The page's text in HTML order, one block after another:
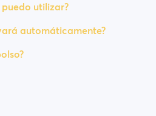
utilizar?
automáticamente?